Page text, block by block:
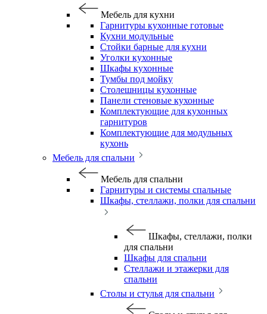
Мебель для кухни
Гарнитуры кухонные готовые
Кухни модульные
Стойки барные для кухни
Уголки кухонные
Шкафы кухонные
Тумбы под мойку
Столешницы кухонные
Панели стеновые кухонные
Комплектующие для кухонных
гарнитуров
Комплектующие для модульных
кухонь
Мебель для спальни
Мебель для спальни
Гарнитуры и системы спальные
Шкафы, стеллажи, полки для спальни
Шкафы, стеллажи, полки
для спальни
Шкафы для спальни
Стеллажи и этажерки для
спальни
Столы и стулья для спальни